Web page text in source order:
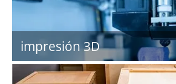
impresión 3D